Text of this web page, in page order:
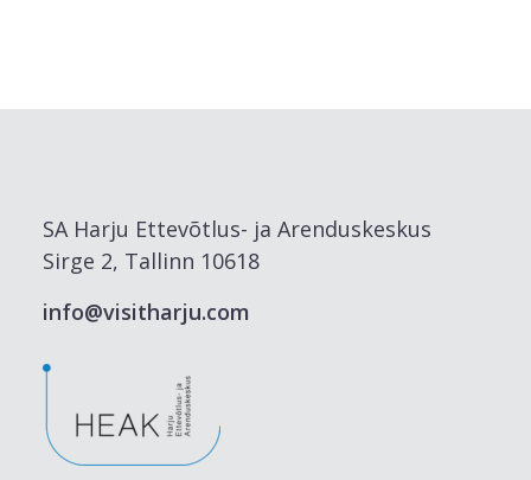
SA Harju Ettevõtlus- ja Arenduskeskus
Sirge 2, Tallinn 10618
info@visitharju.com